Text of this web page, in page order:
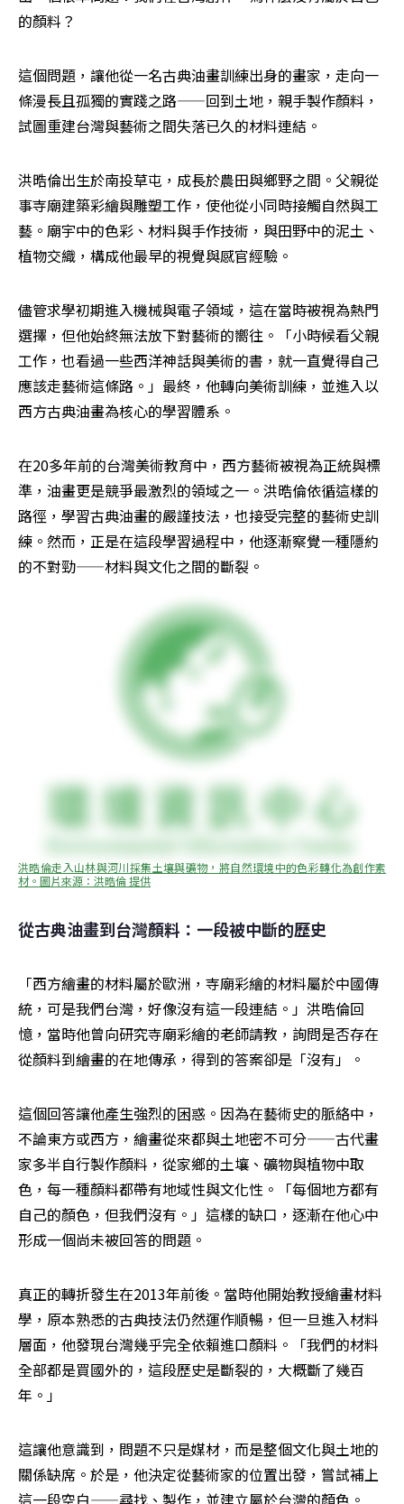
的顏料？
這個問題，讓他從一名古典油畫訓練出身的畫家，走向一
條漫長且孤獨的實踐之路——回到土地，親手製作顏料，
試圖重建台灣與藝術之間失落已久的材料連結。
洪晧倫出生於南投草屯，成長於農田與鄉野之間。父親從
事寺廟建築彩繪與雕塑工作，使他從小同時接觸自然與工
藝。廟宇中的色彩、材料與手作技術，與田野中的泥土、
植物交織，構成他最早的視覺與感官經驗。
儘管求學初期進入機械與電子領域，這在當時被視為熱門
選擇，但他始終無法放下對藝術的嚮往。「小時候看父親
工作，也看過一些西洋神話與美術的書，就一直覺得自己
應該走藝術這條路。」最終，他轉向美術訓練，並進入以
西方古典油畫為核心的學習體系。
在20多年前的台灣美術教育中，西方藝術被視為正統與標
準，油畫更是競爭最激烈的領域之一。洪晧倫依循這樣的
路徑，學習古典油畫的嚴謹技法，也接受完整的藝術史訓
練。然而，正是在這段學習過程中，他逐漸察覺一種隱約
的不對勁——材料與文化之間的斷裂。
洪晧倫走入山林與河川採集土壤與礦物，將自然環境中的色彩轉化為創作素
材。圖片來源：洪晧倫 提供
從古典油畫到台灣顏料：一段被中斷的歷史
「西方繪畫的材料屬於歐洲，寺廟彩繪的材料屬於中國傳
統，可是我們台灣，好像沒有這一段連結。」洪晧倫回
憶，當時他曾向研究寺廟彩繪的老師請教，詢問是否存在
從顏料到繪畫的在地傳承，得到的答案卻是「沒有」。
這個回答讓他產生強烈的困惑。因為在藝術史的脈絡中，
不論東方或西方，繪畫從來都與土地密不可分——古代畫
家多半自行製作顏料，從家鄉的土壤、礦物與植物中取
色，每一種顏料都帶有地域性與文化性。「每個地方都有
自己的顏色，但我們沒有。」這樣的缺口，逐漸在他心中
形成一個尚未被回答的問題。
真正的轉折發生在2013年前後。當時他開始教授繪畫材料
學，原本熟悉的古典技法仍然運作順暢，但一旦進入材料
層面，他發現台灣幾乎完全依賴進口顏料。「我們的材料
全部都是買國外的，這段歷史是斷裂的，大概斷了幾百
年。」
這讓他意識到，問題不只是媒材，而是整個文化與土地的
關係缺席。於是，他決定從藝術家的位置出發，嘗試補上